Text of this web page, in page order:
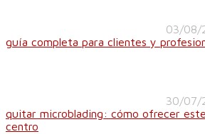
03/08/
guía completa para clientes y
30/07/
quitar microblading: cómo ofrecer
centro